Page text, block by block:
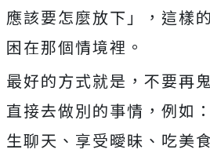
應該要怎麼放下」，這樣
困在那個情境裡。
最好的方式就是，不要再
直接去做別的事情，例如
生聊天、享受曖昧、吃美